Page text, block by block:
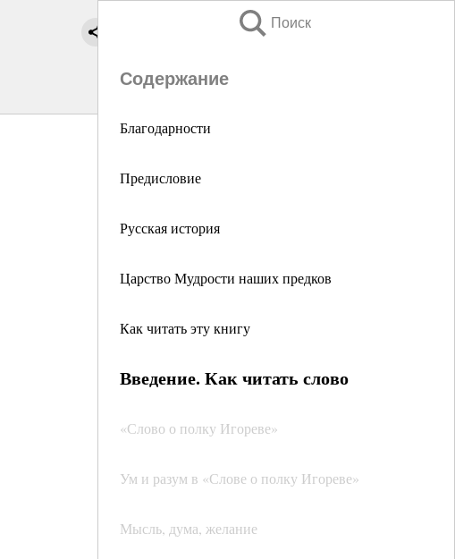
Поиск
Содержание
Благодарности
Предисловие
Русская история
Царство Мудрости наших предков
Как читать эту книгу
Введение. Как читать слово
«Слово о полку Игореве»
Ум и разум в «Слове о полку Игореве»
Мысль, дума, желание